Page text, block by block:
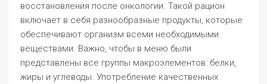
восстановления после онкологии. Такой рацион
включает в себя разнообразные продукты, которые
обеспечивают организм всеми необходимыми
веществами. Важно, чтобы в меню были
представлены все группы макроэлементов: белки,
жиры и углеводы. Употребление качественных